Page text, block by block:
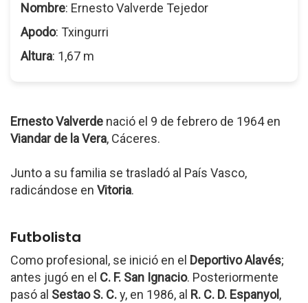
Nombre: Ernesto Valverde Tejedor
Apodo: Txingurri
Altura: 1,67 m
Ernesto Valverde nació el 9 de febrero de 1964 en
Viandar de la Vera, Cáceres.
Junto a su familia se trasladó al País Vasco,
radicándose en Vitoria.
Futbolista
Como profesional, se inició en el Deportivo Alavés;
antes jugó en el C. F. San Ignacio. Posteriormente
pasó al Sestao S. C.y, en 1986, al R. C. D. Espanyol,